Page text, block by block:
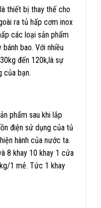
thiết bị thay thế cho
ra tủ hấp cơm inox
các loại sản phẩm
bao. Với nhiều
đến 120k,là sự
của bạn.
phẩm sau khi lắp
điện sử dụng của tủ
hành của nước ta.
8 khay 10 khay 1 cửa
1 mẻ. Tức 1 khay